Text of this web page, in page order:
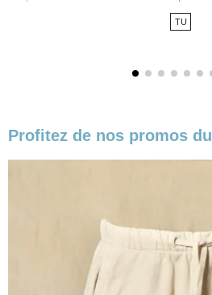
TU
Profitez de nos promos